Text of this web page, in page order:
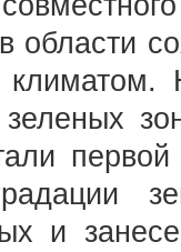
области
климатом.
зеленых
первой
и